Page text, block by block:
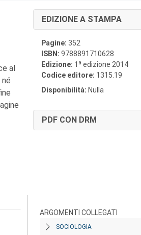
al
EDIZIONE A STAMPA
Pagine: 352
ISBN: 9788891710628
Edizione: 1 a edizione 2014
Codice editore: 1315.19
Disponibilità: Nulla
PDF CON DRM
ARGOMENTI COLLEGATI
SOCIOLOGIA